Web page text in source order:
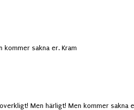
sakna er. Kram
Men härligt! Men kommer sakna